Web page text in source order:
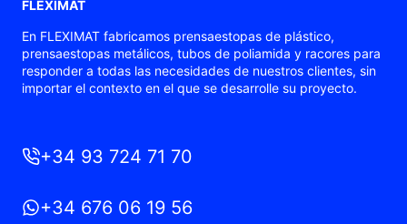
FLEXIMAT
En FLEXIMAT fabricamos prensaestopas de plástico,
prensaestopas metálicos, tubos de poliamida y racores para
responder a todas las necesidades de nuestros clientes, sin
importar el contexto en el que se desarrolle su proyecto.
+34 93 724 71 70
+34 676 06 19 56